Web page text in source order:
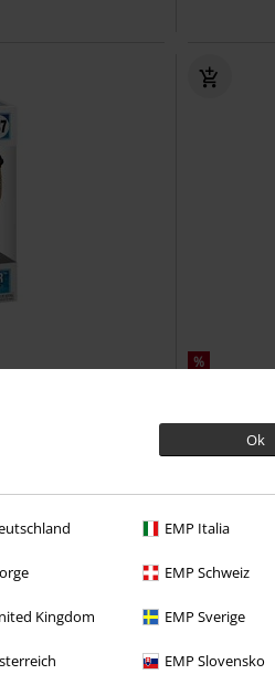
Ok
EMP Italia
EMP Schweiz
Kingdom EMP Sverige
EMP Slovensko
%
Vinylová
komiksových a filmových šialencov a
DC
alebo spínače strany a